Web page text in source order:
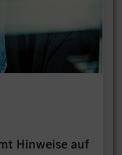
Hinweise auf